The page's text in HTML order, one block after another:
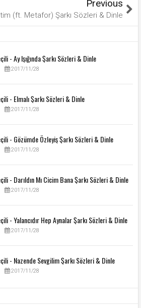
Previous
(ft. Metafor) Şarkı Sözleri & Dinle
- Ay Işığında Şarkı Sözleri & Dinle
2017/11/28
- Elmalı Şarkı Sözleri & Dinle
2017/11/28
- Gözümde Özleyiş Şarkı Sözleri & Dinle
2017/11/28
- Darıldın Mı Cicim Bana Şarkı Sözleri & Dinle
2017/11/28
- Yalancıdır Hep Aynalar Şarkı Sözleri & Dinle
2017/11/28
- Nazende Sevgilim Şarkı Sözleri & Dinle
2017/11/28